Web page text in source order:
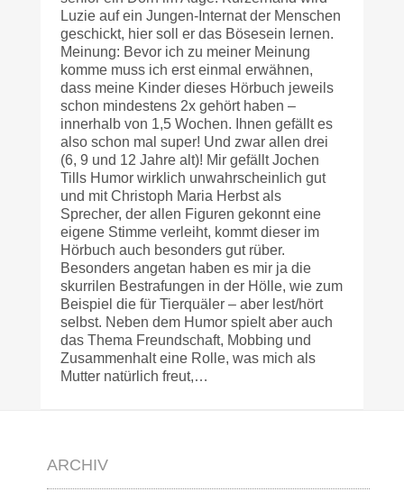
Luzie auf ein Jungen-Internat der Menschen
geschickt, hier soll er das Bösesein lernen.
Meinung: Bevor ich zu meiner Meinung
komme muss ich erst einmal erwähnen,
dass meine Kinder dieses Hörbuch jeweils
schon mindestens 2x gehört haben –
innerhalb von 1,5 Wochen. Ihnen gefällt es
also schon mal super! Und zwar allen drei
(6, 9 und 12 Jahre alt)! Mir gefällt Jochen
Tills Humor wirklich unwahrscheinlich gut
und mit Christoph Maria Herbst als
Sprecher, der allen Figuren gekonnt eine
eigene Stimme verleiht, kommt dieser im
Hörbuch auch besonders gut rüber.
Besonders angetan haben es mir ja die
skurrilen Bestrafungen in der Hölle, wie zum
Beispiel die für Tierquäler – aber lest/hört
selbst. Neben dem Humor spielt aber auch
das Thema Freundschaft, Mobbing und
Zusammenhalt eine Rolle, was mich als
Mutter natürlich freut,…
ARCHIV